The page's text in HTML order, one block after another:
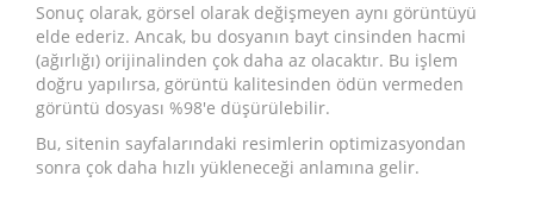
Sonuç olarak, görsel olarak değişmeyen aynı görüntüyü
elde ederiz. Ancak, bu dosyanın bayt cinsinden hacmi
(ağırlığı) orijinalinden çok daha az olacaktır. Bu işlem
doğru yapılırsa, görüntü kalitesinden ödün vermeden
görüntü dosyası %98'e düşürülebilir.
Bu, sitenin sayfalarındaki resimlerin optimizasyondan
sonra çok daha hızlı yükleneceği anlamına gelir.